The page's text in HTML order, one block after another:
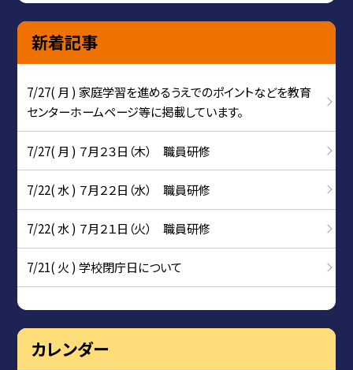
新着記事
7/27( 月 ) 家庭学習を進めるうえでのポイントなどを教育
センターホームページ等に掲載しています。
7/27( 月 ) ７月２３日（木） 職員研修
7/22( 水 ) ７月２２日（水） 職員研修
7/22( 水 ) ７月２１日（火） 職員研修
7/21( 火 ) 学校閉庁日について
カレンダー